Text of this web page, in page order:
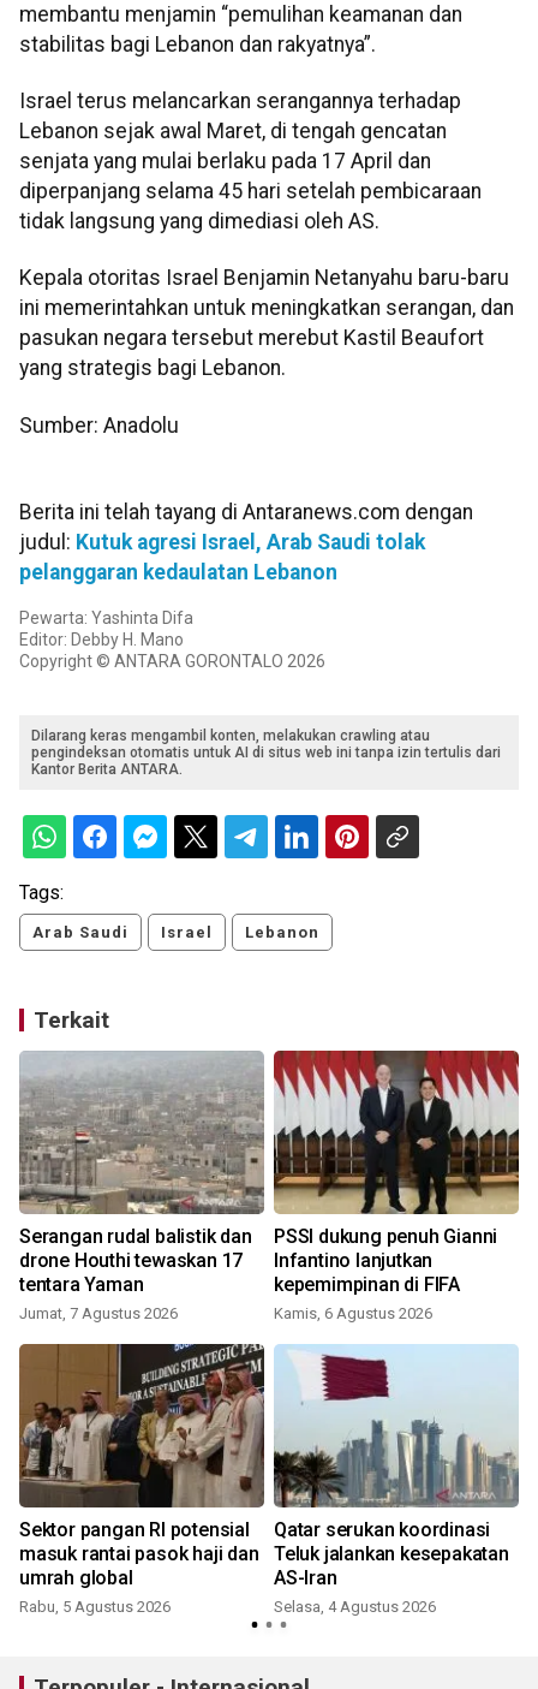
membantu menjamin “pemulihan keamanan dan
stabilitas bagi Lebanon dan rakyatnya”.
Israel terus melancarkan serangannya terhadap
Lebanon sejak awal Maret, di tengah gencatan
senjata yang mulai berlaku pada 17 April dan
diperpanjang selama 45 hari setelah pembicaraan
tidak langsung yang dimediasi oleh AS.
Kepala otoritas Israel Benjamin Netanyahu baru-baru
ini memerintahkan untuk meningkatkan serangan, dan
pasukan negara tersebut merebut Kastil Beaufort
yang strategis bagi Lebanon.
Sumber: Anadolu
Berita ini telah tayang di Antaranews.com dengan
judul: Kutuk agresi Israel, Arab Saudi tolak
pelanggaran kedaulatan Lebanon
Pewarta: Yashinta Difa
Editor: Debby H. Mano
Copyright © ANTARA GORONTALO 2026
Dilarang keras mengambil konten, melakukan crawling atau
pengindeksan otomatis untuk AI di situs web ini tanpa izin tertulis dari
Kantor Berita ANTARA.
Tags:
Arab Saudi Israel Lebanon
Terkait
Serangan rudal balistik dan
drone Houthi tewaskan 17
tentara Yaman
Jumat, 7 Agustus 2026
PSSI dukung penuh Gianni
Infantino lanjutkan
kepemimpinan di FIFA
Kamis, 6 Agustus 2026
Sektor pangan RI potensial
masuk rantai pasok haji dan
umrah global
Rabu, 5 Agustus 2026
Qatar serukan koordinasi
Teluk jalankan kesepakatan
AS-Iran
Selasa, 4 Agustus 2026